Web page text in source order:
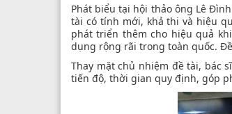
Phát biểu tại hội thảo ông Lê
tài có tính mới, khả thi và hiệu
phát triển thêm cho hiệu quả
dụng rộng rãi trong toàn quốc.
Thay mặt chủ nhiệm đề tài, bác
tiến độ, thời gian quy định, góp